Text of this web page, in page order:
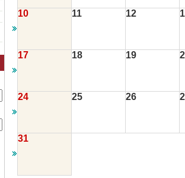
10 11 12
17 18 19
24 25 26
31